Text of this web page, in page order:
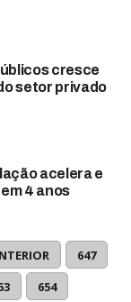
cresce
setor privado
acelera e
4 anos
647
654